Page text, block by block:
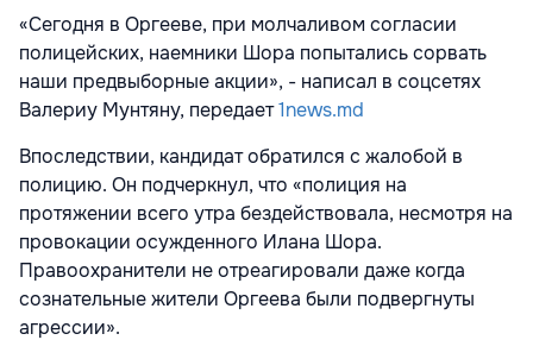
«Сегодня в Оргееве, при молчаливом согласии
полицейских, наемники Шора попытались сорвать
наши предвыборные акции», - написал в соцсетях
Валериу Мунтяну, передает1news.md
Впоследствии, кандидат обратился с жалобой в
полицию. Он подчеркнул, что «полиция на
протяжении всего утра бездействовала, несмотря на
провокации осужденного Илана Шора.
Правоохранители не отреагировали даже когда
сознательные жители Оргеева были подвергнуты
агрессии».